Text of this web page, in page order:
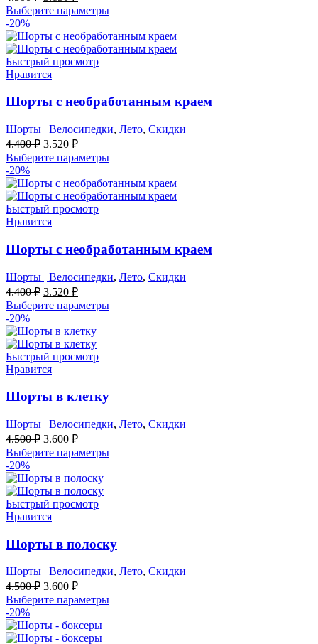
цена
составляла
4.500 ₽.
цена:
Выберите параметры
-20%
Быстрый просмотр
Нравится
Шорты с необработанным краем
Шорты | Велосипедки, Лето, Скидки
4.400₽ Первоначальная
цена
составляла
4.400 ₽.
3.520 ₽Текущая
цена:
Выберите параметры
-20%
Быстрый просмотр
Нравится
Шорты с необработанным краем
Шорты | Велосипедки, Лето, Скидки
4.400₽ Первоначальная
цена
составляла
4.400 ₽.
3.520 ₽Текущая
цена:
Выберите параметры
-20%
Быстрый просмотр
Нравится
Шорты в клетку
Шорты | Велосипедки, Лето, Скидки
4.500₽ Первоначальная
цена
составляла
4.500 ₽.
3.600 ₽Текущая
цена:
Выберите параметры
-20%
Быстрый просмотр
Нравится
Шорты в полоску
Шорты | Велосипедки, Лето, Скидки
4.500₽ Первоначальная
цена
составляла
4.500 ₽.
3.600 ₽Текущая
цена:
Выберите параметры
-20%